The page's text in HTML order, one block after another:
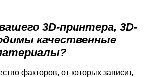
3D-принтера, 3D-
качественные
факторов, от которых зависит,